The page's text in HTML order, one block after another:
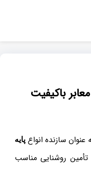
باکیفیت
سازنده انواعپایه
روشنایی مناسب